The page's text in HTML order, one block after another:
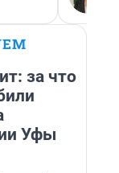
за что
Уфы